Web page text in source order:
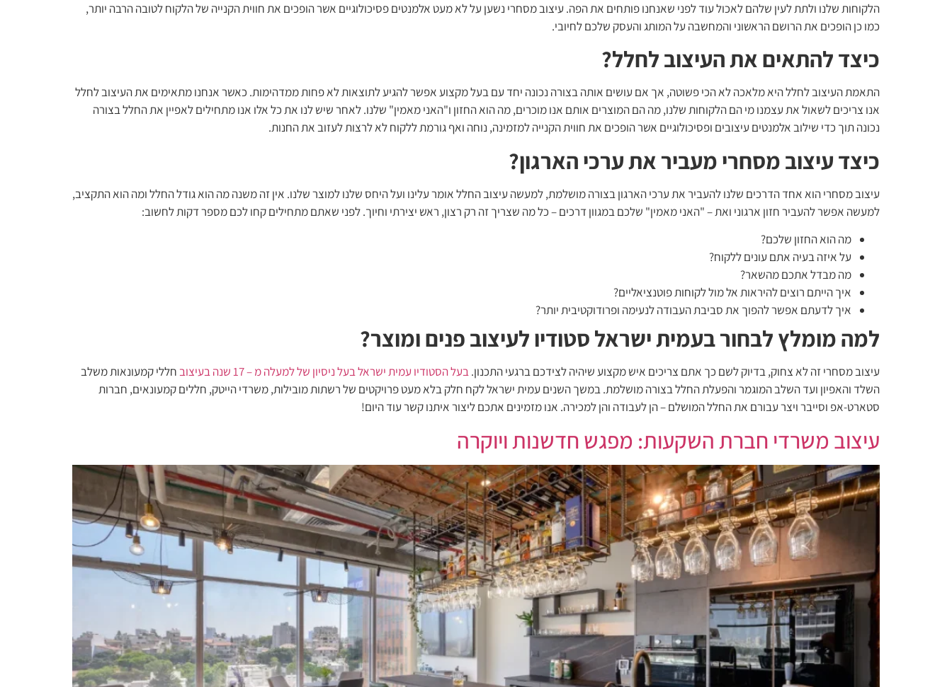
הלקוחות שלנו ולתת לעין שלהם לאכול עוד לפני שאנחנו פותחים את הפה. עיצוב מסחרי נשען על לא מעט אלמנטים פסיכולוגיים אשר הופכים את חווית הקנייה של הלקוח לטובה הרבה יותר,
כמו כן הופכים את הרושם הראשוני והמחשבה על המותג והעסק שלכם לחיובי.
כיצד להתאים את העיצוב לחלל?
התאמת העיצוב לחלל היא מלאכה לא הכי פשוטה, אך אם עושים אותה בצורה נכונה יחד עם בעל מקצוע אפשר להגיע לתוצאות לא פחות ממדהימות. כאשר אנחנו מתאימים את העיצוב לחלל
אנו צריכים לשאול את עצמנו מי הם הלקוחות שלנו, מה הם המוצרים אותם אנו מוכרים, מה הוא החזון ו"האני מאמין" שלנו. לאחר שיש לנו את כל אלו אנו מתחילים לאפיין את החלל בצורה
נכונה תוך כדי שילוב אלמנטים עיצובים ופסיכולוגיים אשר הופכים את חווית הקנייה למזמינה, נוחה ואף גורמת ללקוח לא לרצות לעזוב את החנות.
כיצד עיצוב מסחרי מעביר את ערכי הארגון?
עיצוב מסחרי הוא אחד הדרכים שלנו להעביר את ערכי הארגון בצורה מושלמת, למעשה עיצוב החלל אומר עלינו ועל היחס שלנו למוצר שלנו. אין זה משנה מה הוא גודל החלל ומה הוא התקציב,
למעשה אפשר להעביר חזון ארגוני ואת – "האני מאמין" שלכם במגוון דרכים – כל מה שצריך זה רק רצון, ראש יצירתי וחיוך. לפני שאתם מתחילים קחו לכם מספר דקות לחשוב:
מה הוא החזון שלכם?
על איזה בעיה אתם עונים ללקוח?
מה מבדל אתכם מהשאר?
איך הייתם רוצים להיראות אל מול לקוחות פוטנציאליים?
איך לדעתם אפשר להפוך את סביבת העבודה לנעימה ופרודוקטיבית יותר?
למה מומלץ לבחור בעמית ישראל סטודיו לעיצוב פנים ומוצר?
עיצוב מסחרי זה לא צחוק, בדיוק לשם כך אתם צריכים איש מקצוע שיהיה לצידכם ברגעי התכנון.בעל הסטודיו עמית ישראל בעל ניסיון של למעלה מ – 17 שנה בעיצוב
חללי קמעונאות משלב
השלד והאפיון ועד השלב המוגמר והפעלת החלל בצורה מושלמת. במשך השנים עמית ישראל לקח חלק בלא מעט פרויקטים של רשתות מובילות, משרדי הייטק, חללים קמעונאים, חברות
סטארט-אפ וסייבר ויצר עבורם את החלל המושלם – הן לעבודה והן למכירה. אנו מזמינים אתכם ליצור איתנו קשר עוד היום!
עיצוב משרדי חברת השקעות: מפגש חדשנות ויוקרה